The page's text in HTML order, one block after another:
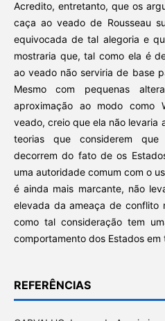
Acredito, entretanto, que os
caça ao veado de Rousseau
equivocada de tal alegoria e
mostraria que, tal como ela é
ao veado não serviria de base
Mesmo com pequenas
aproximação ao modo como
veado, creio que ela não levaria
teorias que considerem que
decorrem do fato de os
uma autoridade comum com o
é ainda mais marcante, não
elevada da ameaça de conflito
como tal consideração tem
comportamento dos Estados em
REFERÊNCIAS